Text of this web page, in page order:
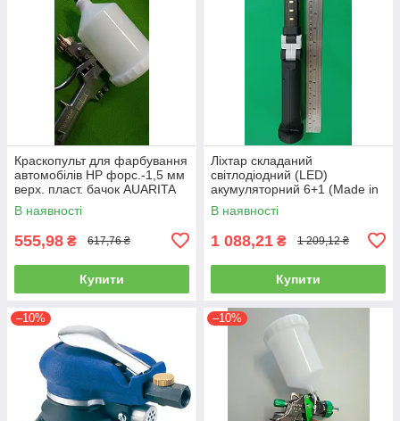
Краскопульт для фарбування
автомобілів HP форс.-1,5 мм
верх. пласт. бачок AUARITA
S-990P-1.8
В наявності
555,98 ₴ 617,76 ₴
Купити
Ліхтар складаний
світлодіодний (LED)
акумуляторний 6+1 (Made in
GERMANY) WL-0601
(ліхтарик, ручний)
В наявності
1 088,21 ₴ 1 209,12 ₴
Купити
–10% –10%